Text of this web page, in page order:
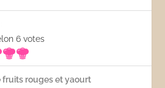
6votes
fruits rouges et yaourt